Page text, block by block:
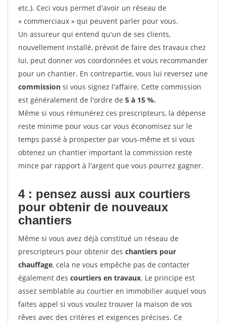
etc.). Ceci vous permet d'avoir un réseau de
« commerciaux » qui peuvent parler pour vous.
Un assureur qui entend qu'un de ses clients,
nouvellement installé, prévoit de faire des travaux chez
lui, peut donner vos coordonnées et vous recommander
pour un chantier. En contrepartie, vous lui reversez une
commission si vous signez l'affaire. Cette commission
est généralement de l'ordre de 5 à 15 %.
Même si vous rémunérez ces prescripteurs, la dépense
reste minime pour vous car vous économisez sur le
temps passé à prospecter par vous-même et si vous
obtenez un chantier important la commission reste
mince par rapport à l'argent que vous pourrez gagner.
4 : pensez aussi aux courtiers
pour obtenir de nouveaux
chantiers
Même si vous avez déjà constitué un réseau de
prescripteurs pour obtenir des chantiers pour
chauffage, cela ne vous empêche pas de contacter
également des courtiers en travaux. Le principe est
assez semblable au courtier en immobilier auquel vous
faites appel si vous voulez trouver la maison de vos
rêves avec des critères et exigences précises. Ce